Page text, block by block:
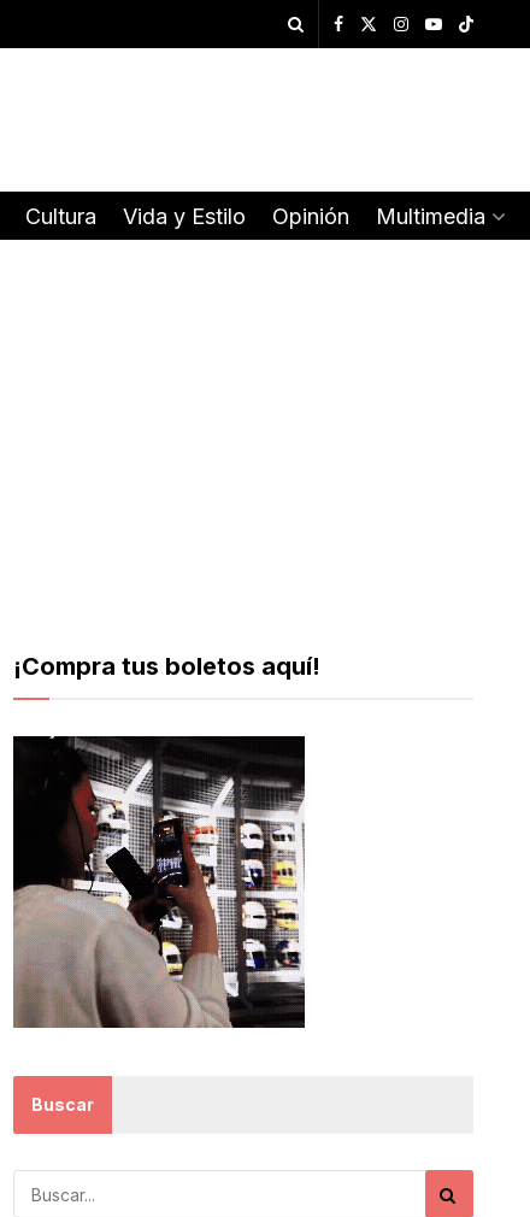
Cultura Vida y Estilo Opinión Multimedia
¡Compra tus boletos aquí!
Buscar